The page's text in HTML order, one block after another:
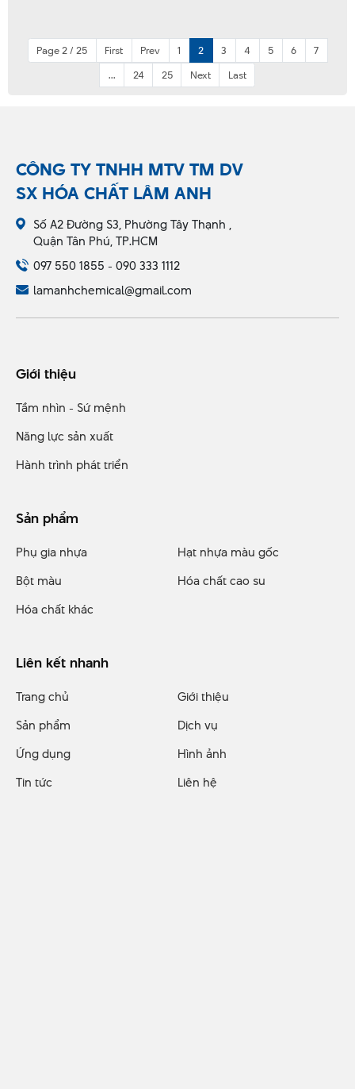
Page 2 / 25 First Prev 1 2 3 4 5 6
7
...
24 25 Next Last
CÔNG TY TNHH MTV TM DV
SX HÓA CHẤT LÂM ANH
Số A2 Đường S3, Phường Tây Thạnh ,
Quận Tân Phú, TP.HCM
097 550 1855 - 090 333 1112
lamanhchemical@gmail.com
Giới thiệu
Tầm nhìn - Sứ mệnh
Năng lực sản xuất
Hành trình phát triển
Sản phẩm
Phụ gia nhựa
Hạt nhựa màu gốc
Bột màu
Hóa chất cao su
Hóa chất khác
Liên kết nhanh
Trang chủ
Giới thiệu
Sản phẩm
Dịch vụ
Ứng dụng
Hình ảnh
Tin tức
Liên hệ